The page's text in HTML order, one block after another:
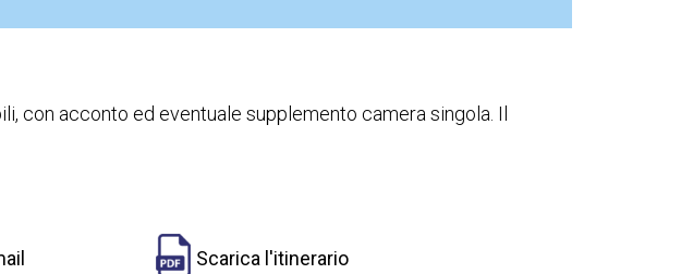
con acconto ed eventuale supplemento camera singola. Il
Scarica l'itinerario